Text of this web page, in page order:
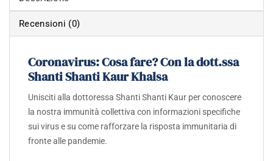
Recensioni (0)
Coronavirus: Cosa fare? Con la dott.ssa
Shanti Shanti Kaur Khalsa
Unisciti alla dottoressa Shanti Shanti Kaur per conoscere
la nostra immunità collettiva con informazioni specifiche
sui virus e su come rafforzare la risposta immunitaria di
fronte alle pandemie.